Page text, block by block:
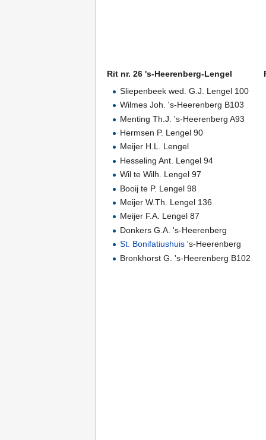
Rit nr. 26 's-Heerenberg-Lengel
Sliepenbeek wed. G.J. Lengel 100
Wilmes Joh. 's-Heerenberg B103
Menting Th.J. 's-Heerenberg A93
Hermsen P. Lengel 90
Meijer H.L. Lengel
Hesseling Ant. Lengel 94
Wil te Wilh. Lengel 97
Booij te P. Lengel 98
Meijer W.Th. Lengel 136
Meijer F.A. Lengel 87
Donkers G.A. 's-Heerenberg
St. Bonifatiushuis 's-Heerenberg
Bronkhorst G. 's-Heerenberg B102